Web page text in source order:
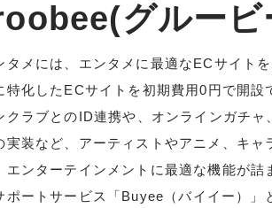
グルービ
タメには、エンタメに最適なECサイト
特化したECサイトを初期費用0円で開設
クラブとのID連携や、オンラインガチャ
実装など、アーティストやアニメ、キャ
エンターテインメントに最適な機能が詰
ポートサービス「Buyee（バイイー）」